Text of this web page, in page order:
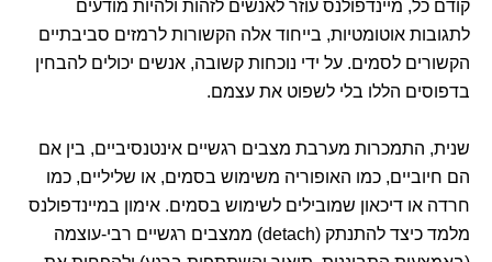
קודם כל, מיינדפולנס עוזר לאנשים לזהות ולהיות מודעים
לתגובות אוטומטיות, בייחוד אלה הקשורות לרמזים סביבתיים
הקשורים לסמים. על ידי נוכחות קשובה, אנשים יכולים להבחין
בדפוסים הללו בלי לשפוט את עצמם.
שנית, התמכרות מערבת מצבים רגשיים אינטנסיביים, בין אם
הם חיוביים, כמו האופוריה משימוש בסמים, או שליליים, כמו
חרדה או דיכאון שמובילים לשימוש בסמים. אימון במיינדפולנס
מלמד כיצד להתנתק (detach) ממצבים רגשיים רבי-עוצמה